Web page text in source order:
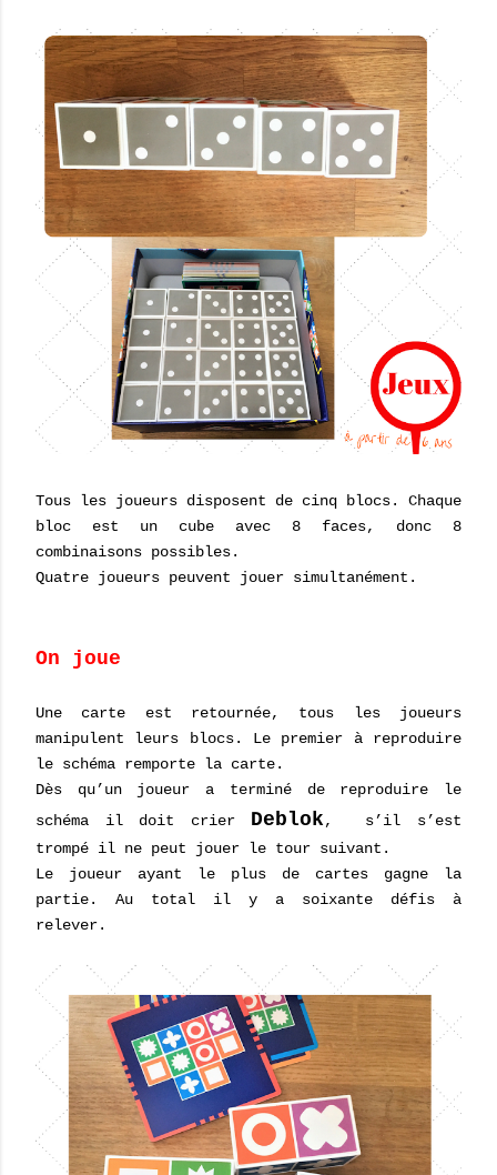
Tous les joueurs disposent de cinq blocs. Chaque
bloc est un cube avec 8 faces, donc 8
combinaisons possibles.
Quatre joueurs peuvent jouer simultanément.
On joue
Une carte est retournée, tous les joueurs
manipulent leurs blocs. Le premier à reproduire
le schéma remporte la carte.
Dès qu’un joueur a terminé de reproduire le
schéma il doit crier Deblok, s’il s’est
trompé il ne peut jouer le tour suivant.
Le joueur ayant le plus de cartes gagne la
partie. Au total il y a soixante défis à
relever.